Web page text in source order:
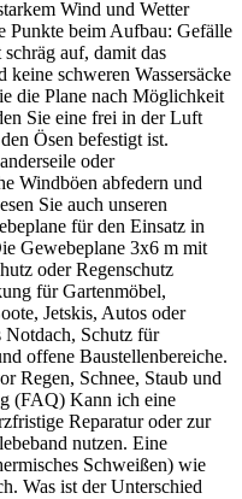
Wind und Wetter
Punkte beim Aufbau: Gefälle
auf, damit das
keine schweren Wassersäcke
die Plane nach Möglichkeit
Sie eine frei in der Luft
Ösen befestigt ist.
oder
Windböen abfedern und
Sie auch unseren
für den Einsatz in
Gewebeplane 3x6 m mit
oder Regenschutz
für Gartenmöbel,
Jetskis, Autos oder
Schutz für
offene Baustellenbereiche.
Regen, Schnee, Staub und
(FAQ) Kann ich eine
Reparatur oder zur
nutzen. Eine
Schweißen) wie
Was ist der Unterschied